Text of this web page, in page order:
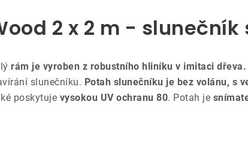
2 x 2 m - slunečník
rám je vyroben z robustního hliníku v imitaci dřeva.
slunečníku. Potah slunečníku je bez volánu, s
poskytuje vysokou UV ochranu 80. Potah je